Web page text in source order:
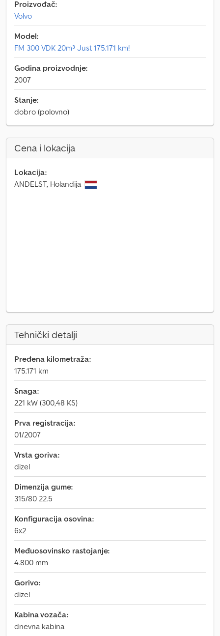
Proizvođač:
Volvo
Model:
FM 300 VDK 20m³ Just 175.171 km!
Godina proizvodnje:
2007
Stanje:
dobro (polovno)
Cena i lokacija
Lokacija:
ANDELST, Holandija
Tehnički detalji
Pređena kilometraža:
175.171 km
Snaga:
221 kW (300,48 KS)
Prva registracija:
01/2007
Vrsta goriva:
dizel
Dimenzija gume:
315/80 22.5
Konfiguracija osovina:
6x2
Međuosovinsko rastojanje:
4.800 mm
Gorivo:
dizel
Kabina vozača:
dnevna kabina